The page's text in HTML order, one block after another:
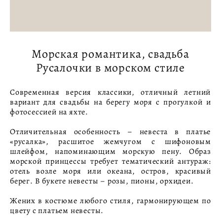
Морская романтика, свадьба
Русалочки в морском стиле
Современная версия классики, отличный летний
вариант для свадьбы на берегу моря с прогулкой и
фотосессией на яхте.
Отличительная особенность – невеста в платье
«русалка», расшитое жемчугом с шифоновым
шлейфом, напоминающим морскую пену. Образ
морской принцессы требует тематический антураж:
отель возле моря или океана, остров, красивый
берег. В букете невесты – розы, пионы, орхидеи.
Жених в костюме любого стиля, гармонирующем по
цвету с платьем невесты.